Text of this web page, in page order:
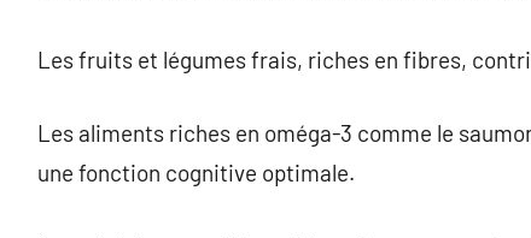
Les fruits et légumes frais, riches en fibres,
Les aliments riches en oméga-3 comme le
une fonction cognitive optimale.